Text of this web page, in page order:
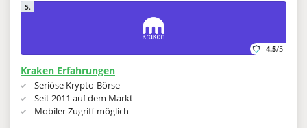
5.
4.5/5
Kraken Erfahrungen
Seriöse Krypto-Börse
Seit 2011 auf dem Markt
Mobiler Zugriff möglich